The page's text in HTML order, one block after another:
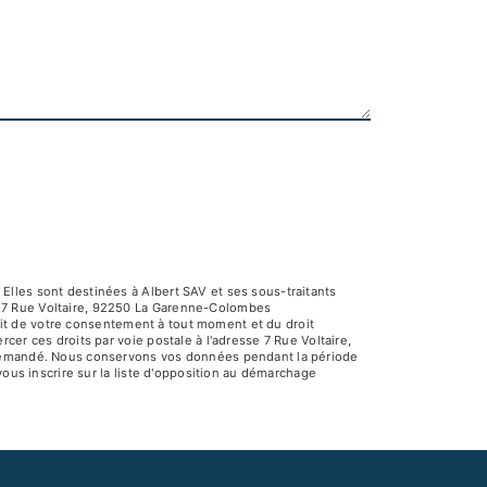
sont destinées à Albert SAV et ses sous-traitants
Voltaire, 92250 La Garenne-Colombes
de votre consentement à tout moment et du droit
ces droits par voie postale à l'adresse 7 Rue Voltaire,
Nous conservons vos données pendant la période
inscrire sur la liste d'opposition au démarchage